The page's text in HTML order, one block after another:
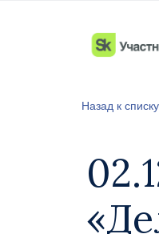
Назад к списку